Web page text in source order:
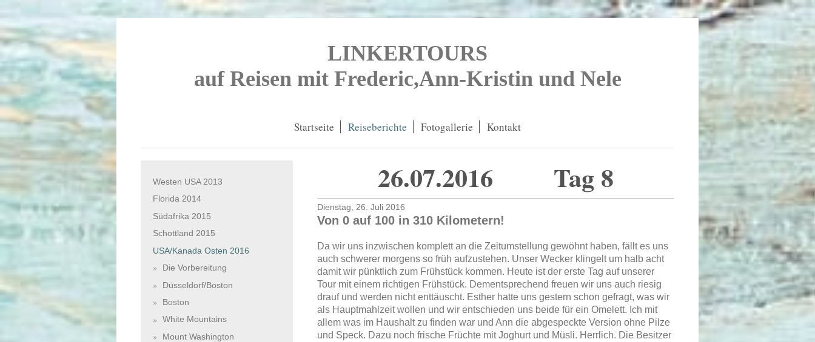
LINKERTOURS
auf Reisen mit Frederic,Ann-Kristin und Nele
Startseite Reiseberichte Fotogallerie Kontakt
26.07.2016 Tag 8
Dienstag, 26. Juli 2016
Von 0 auf 100 in 310 Kilometern!
Da wir uns inzwischen komplett an die Zeitumstellung gewöhnt haben, fällt es uns
auch schwerer morgens so früh aufzustehen. Unser Wecker klingelt um halb acht
damit wir pünktlich zum Frühstück kommen. Heute ist der erste Tag auf unserer
Tour mit einem richtigen Frühstück. Dementsprechend freuen wir uns auch riesig
drauf und werden nicht enttäuscht. Esther hatte uns gestern schon gefragt, was wir
als Hauptmahlzeit wollen und wir entschieden uns beide für ein Omelett. Ich mit
allem was im Haushalt zu finden war und Ann die abgespeckte Version ohne Pilze
und Speck. Dazu noch frische Früchte mit Joghurt und Müsli. Herrlich. Die Besitzer
Westen USA 2013
Florida 2014
Südafrika 2015
Schottland 2015
USA/Kanada Osten 2016
Die Vorbereitung
Düsseldorf/Boston
Boston
White Mountains
Mount Washington